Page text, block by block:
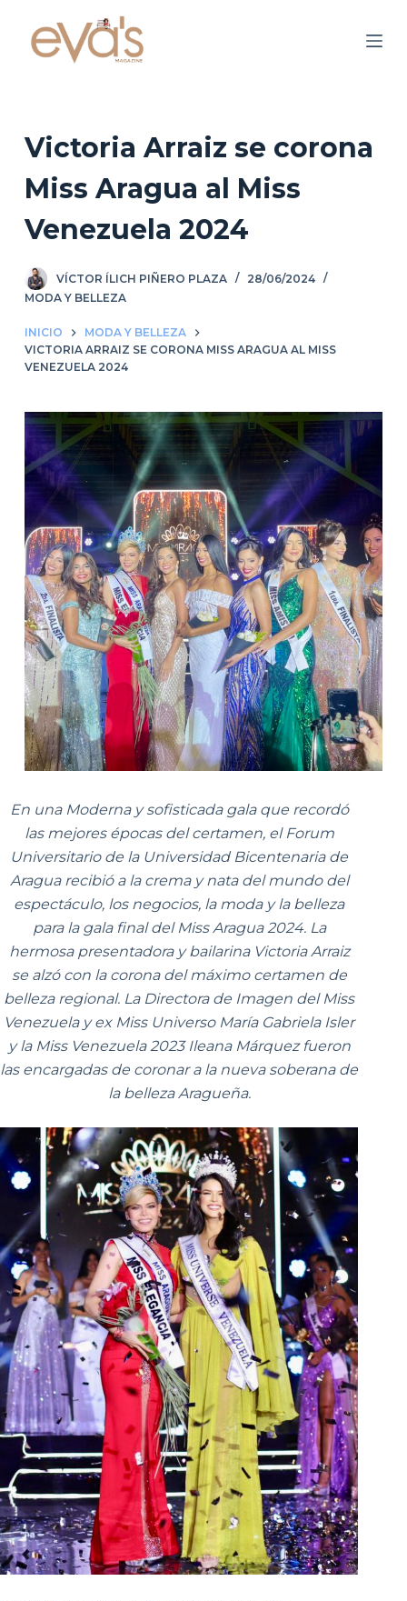
e
n
d
Victoria Arraiz se corona
Miss Aragua al Miss
Venezuela 2024
VÍCTOR ÍLICH PIÑERO PLAZA
28/06/2024
MODA Y BELLEZA
INICIO
MODA Y BELLEZA
VICTORIA ARRAIZ SE CORONA MISS ARAGUA AL MISS
VENEZUELA 2024
En una Moderna y sofisticada gala que recordó
las mejores épocas del certamen, el Forum
Universitario de la Universidad Bicentenaria de
Aragua recibió a la crema y nata del mundo del
espectáculo, los negocios, la moda y la belleza
para la gala final del Miss Aragua 2024. La
hermosa presentadora y bailarina Victoria Arraiz
se alzó con la corona del máximo certamen de
belleza regional. La Directora de Imagen del Miss
Venezuela y ex Miss Universo María Gabriela Isler
y la Miss Venezuela 2023 Ileana Márquez fueron
las encargadas de coronar a la nueva soberana de
la belleza Aragueña.